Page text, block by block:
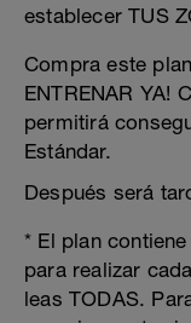
establecer TUS
Compra este
ENTRENAR YA!
permitirá
Estándar.
Después será
* El plan
para realizar
leas TODAS.